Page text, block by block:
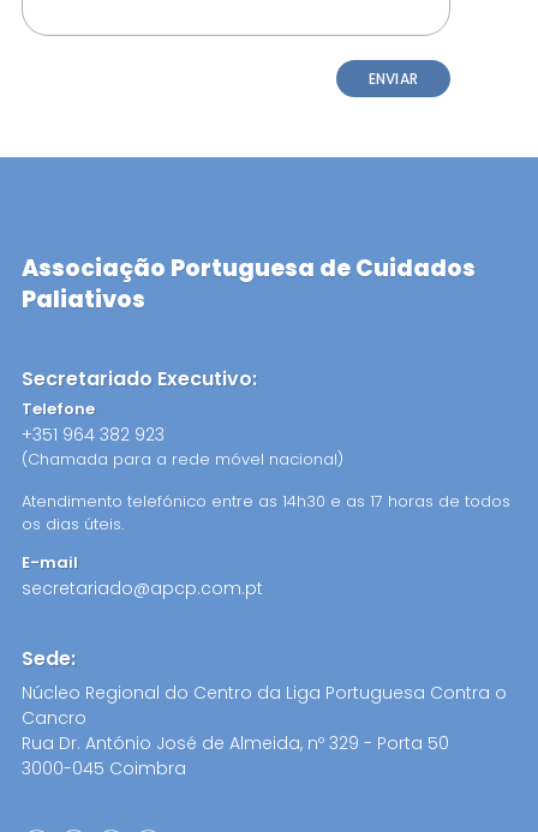
ENVIAR
Associação Portuguesa de Cuidados
Paliativos
Secretariado Executivo:
Telefone
+351 964 382 923
(Chamada para a rede móvel nacional)
Atendimento telefónico entre as 14h30 e as 17 horas de todos
os dias úteis.
E-mail
secretariado@apcp.com.pt
Sede:
Núcleo Regional do Centro da Liga Portuguesa Contra o
Cancro
Rua Dr. António José de Almeida, nº 329 - Porta 50
3000-045 Coimbra